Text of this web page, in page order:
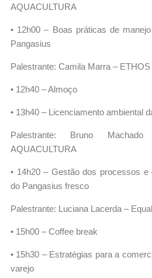
AQUACULTURA
• 12h00 – Boas práticas de
Pangasius
Palestrante: Camila Marra –
• 12h40 – Almoço
• 13h40 – Licenciamento ambiental
Palestrante: Bruno
AQUACULTURA
• 14h20 – Gestão dos processos
do Pangasius fresco
Palestrante: Luciana Lacerda –
• 15h00 – Coffee break
• 15h30 – Estratégias para a
varejo